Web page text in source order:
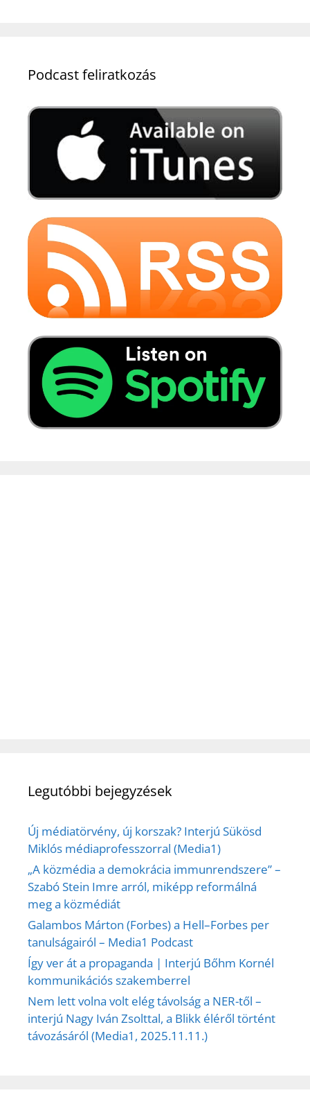
Podcast feliratkozás
Legutóbbi bejegyzések
Új médiatörvény, új korszak? Interjú Sükösd
Miklós médiaprofesszorral (Media1)
„A közmédia a demokrácia immunrendszere” –
Szabó Stein Imre arról, miképp reformálná
meg a közmédiát
Galambos Márton (Forbes) a Hell–Forbes per
tanulságairól – Media1 Podcast
Így ver át a propaganda | Interjú Bőhm Kornél
kommunikációs szakemberrel
Nem lett volna volt elég távolság a NER-től –
interjú Nagy Iván Zsolttal, a Blikk éléről történt
távozásáról (Media1, 2025.11.11.)